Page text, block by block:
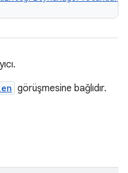
görüşmesine bağlıdır.